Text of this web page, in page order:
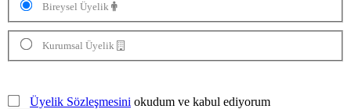
Bireysel Üyelik
Kurumsal Üyelik
Üyelik Sözleşmesini okudum ve kabul ediyorum